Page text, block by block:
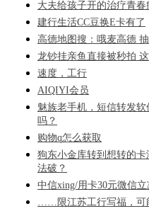
大夫给孩子开的治疗青春
建行生活CC豆换E卡有了
高德地图搜：哦麦高德
龙钞挂亲鱼直接被秒拍
速度，工行
AIQIYI会员
魅族老手机，短信转发
吗？
购物q怎么获取
狗东小金库转到想转的
法破？
中信xing/用卡30元微信立
……限江苏工行写福，可